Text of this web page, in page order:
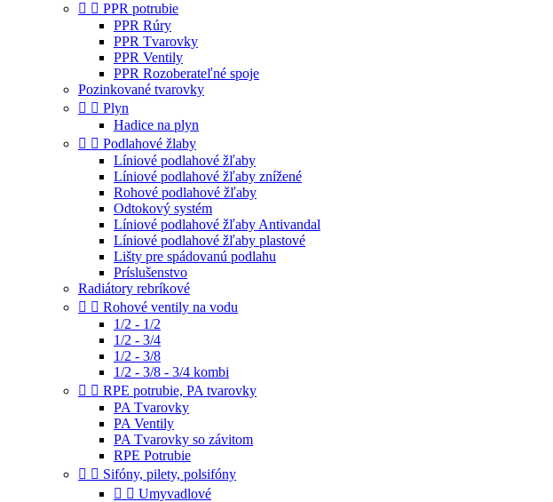
  PPR potrubie
PPR Rúry
PPR Tvarovky
PPR Ventily
PPR Rozoberateľné spoje
Pozinkované tvarovky
  Plyn
Hadice na plyn
  Podlahové žlaby
Líniové podlahové žľaby
Líniové podlahové žľaby znížené
Rohové podlahové žľaby
Odtokový systém
Líniové podlahové žľaby Antivandal
Líniové podlahové žľaby plastové
Lišty pre spádovanú podlahu
Príslušenstvo
Radiátory rebríkové
  Rohové ventily na vodu
1/2 - 1/2
1/2 - 3/4
1/2 - 3/8
1/2 - 3/8 - 3/4 kombi
  RPE potrubie, PA tvarovky
PA Tvarovky
PA Ventily
PA Tvarovky so závitom
RPE Potrubie
  Sifóny, pilety, polsifóny
  Umyvadlové